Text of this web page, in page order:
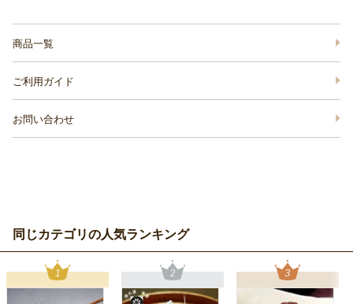
商品一覧
ご利用ガイド
お問い合わせ
同じカテゴリの人気ランキング